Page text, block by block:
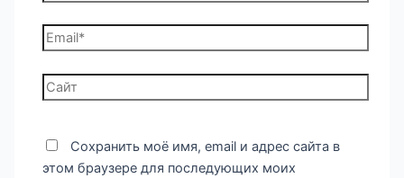
Сохранить моё имя, email и адрес сайта в
этом браузере для последующих моих